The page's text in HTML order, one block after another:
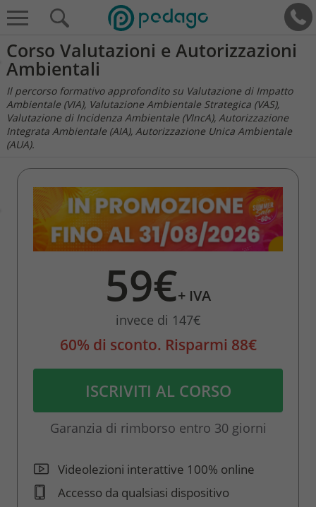
Corso Valutazioni e Autorizzazioni
Ambientali
Il percorso formativo approfondito su Valutazione di Impatto
Ambientale (VIA), Valutazione Ambientale Strategica (VAS),
Valutazione di Incidenza Ambientale (VIncA), Autorizzazione
Integrata Ambientale (AIA), Autorizzazione Unica Ambientale
(AUA).
59€+ IVA
invece di 147€
60% di sconto. Risparmi 88€
ISCRIVITI AL CORSO
Garanzia di rimborso entro 30 giorni
Videolezioni interattive 100% online
Accesso da qualsiasi dispositivo